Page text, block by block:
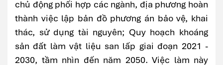
chủ động phối hợp các ngành, địa phương hoàn
thành việc lập bản đồ phương án bảo vệ, khai
thác, sử dụng tài nguyên; Quy hoạch khoáng
sản đất làm vật liệu san lấp giai đoạn 2021 -
2030, tầm nhìn đến năm 2050. Việc làm này